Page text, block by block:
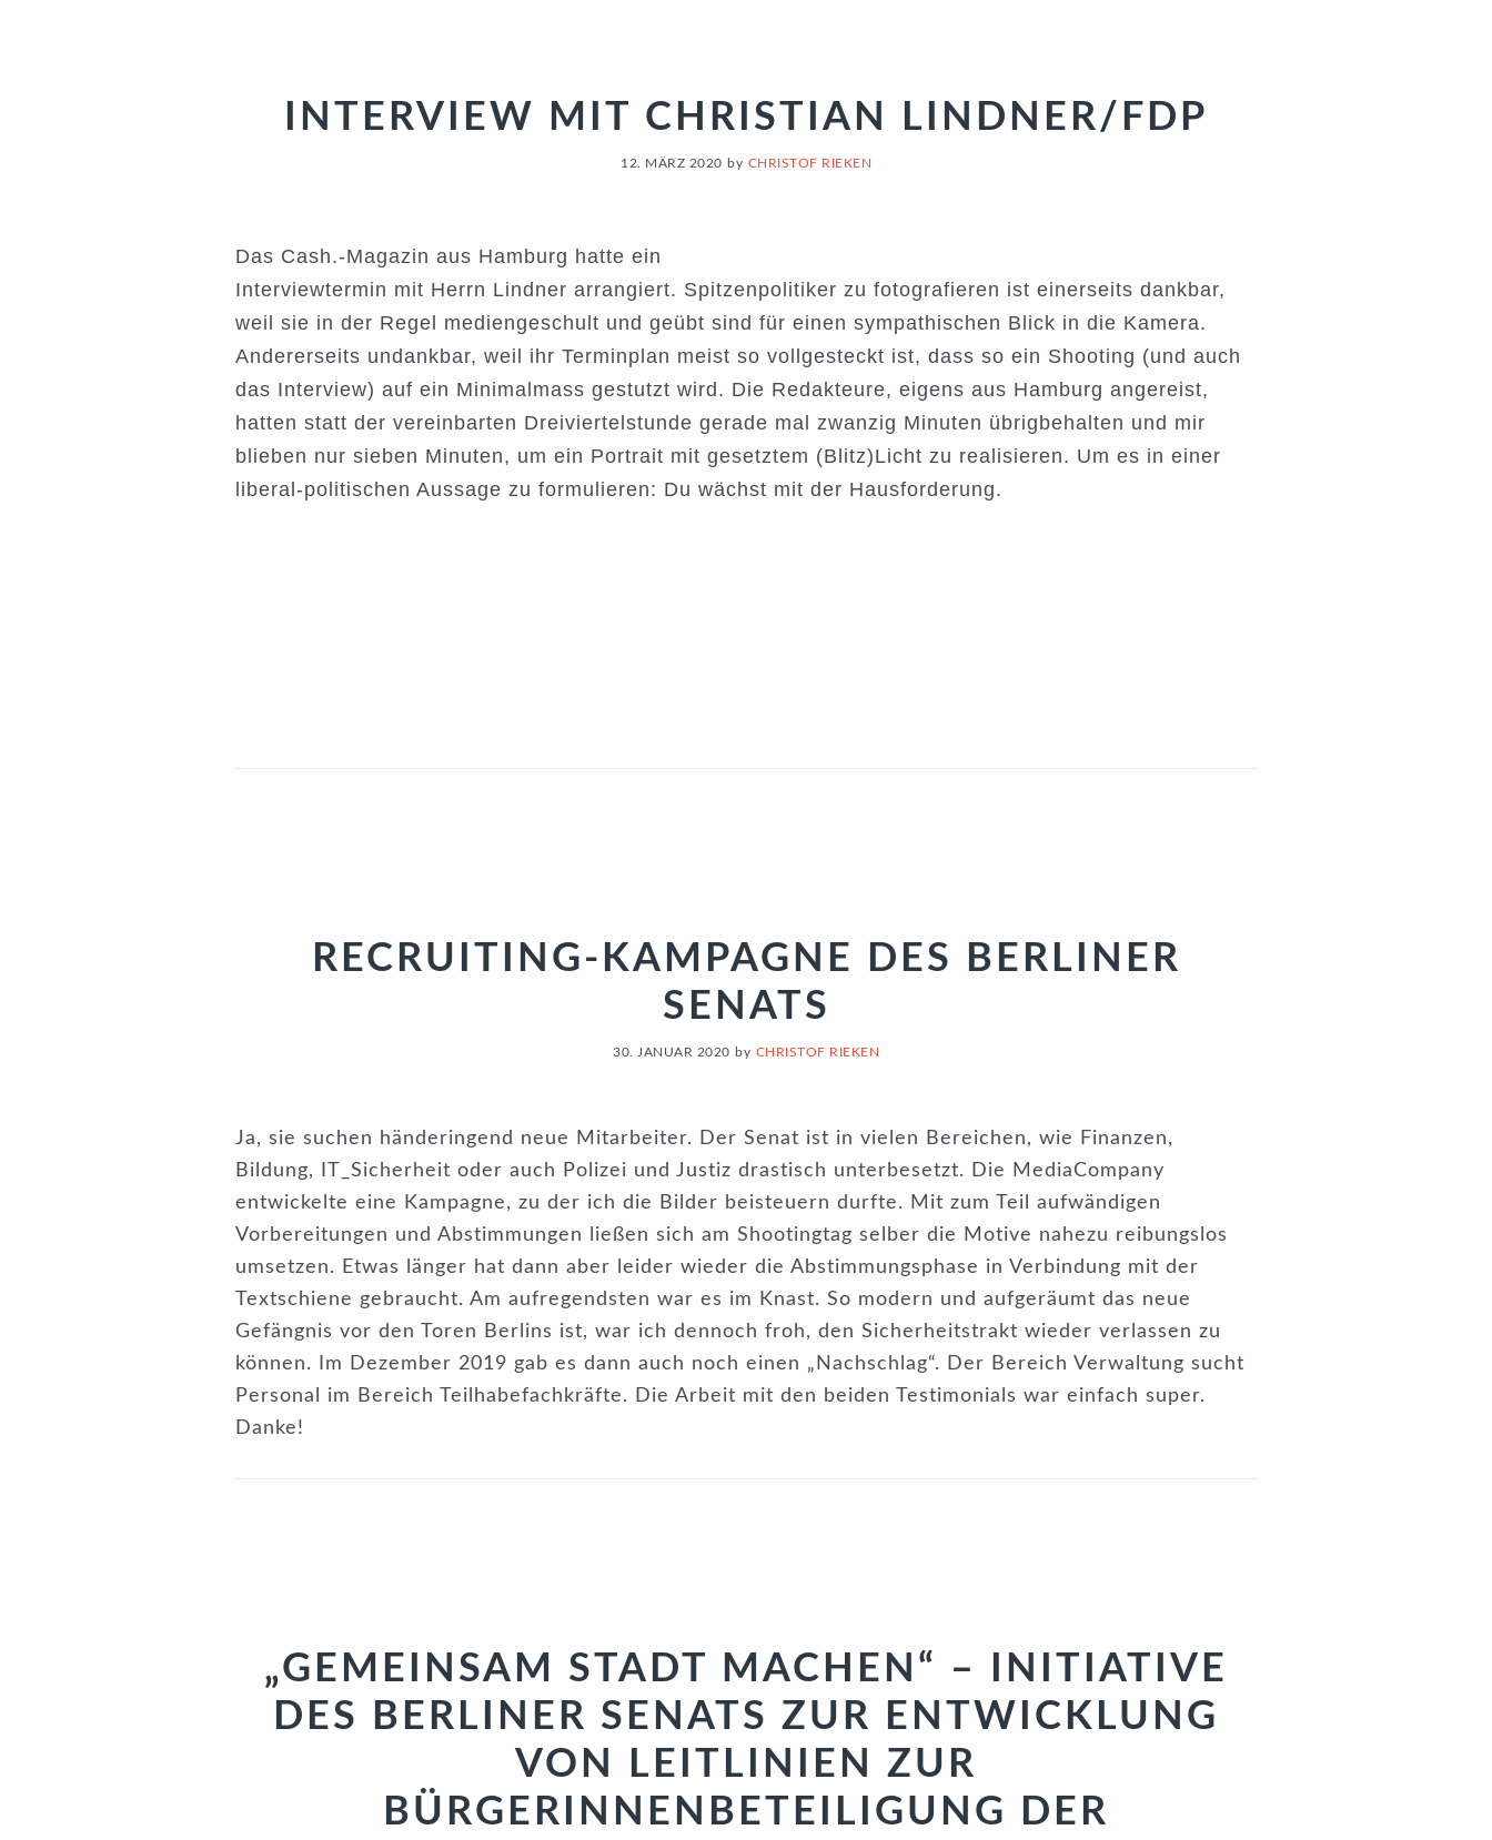
INTERVIEW MIT CHRISTIAN LINDNER/FDP
12. MÄRZ 2020 by CHRISTOF RIEKEN
Das Cash.-Magazin aus Hamburg hatte ein
Interviewtermin mit Herrn Lindner arrangiert. Spitzenpolitiker zu fotografieren ist einerseits dankbar,
weil sie in der Regel mediengeschult und geübt sind für einen sympathischen Blick in die Kamera.
Andererseits undankbar, weil ihr Terminplan meist so vollgesteckt ist, dass so ein Shooting (und auch
das Interview) auf ein Minimalmass gestutzt wird. Die Redakteure, eigens aus Hamburg angereist,
hatten statt der vereinbarten Dreiviertelstunde gerade mal zwanzig Minuten übrigbehalten und mir
blieben nur sieben Minuten, um ein Portrait mit gesetztem (Blitz)Licht zu realisieren. Um es in einer
liberal-politischen Aussage zu formulieren: Du wächst mit der Hausforderung.
RECRUITING-KAMPAGNE DES BERLINER
SENATS
30. JANUAR 2020 by CHRISTOF RIEKEN
Ja, sie suchen händeringend neue Mitarbeiter. Der Senat ist in vielen Bereichen, wie Finanzen,
Bildung, IT_Sicherheit oder auch Polizei und Justiz drastisch unterbesetzt. Die MediaCompany
entwickelte eine Kampagne, zu der ich die Bilder beisteuern durfte. Mit zum Teil aufwändigen
Vorbereitungen und Abstimmungen ließen sich am Shootingtag selber die Motive nahezu reibungslos
umsetzen. Etwas länger hat dann aber leider wieder die Abstimmungsphase in Verbindung mit der
Textschiene gebraucht. Am aufregendsten war es im Knast. So modern und aufgeräumt das neue
Gefängnis vor den Toren Berlins ist, war ich dennoch froh, den Sicherheitstrakt wieder verlassen zu
können. Im Dezember 2019 gab es dann auch noch einen „Nachschlag“. Der Bereich Verwaltung sucht
Personal im Bereich Teilhabefachkräfte. Die Arbeit mit den beiden Testimonials war einfach super.
Danke!
„GEMEINSAM STADT MACHEN“ – INITIATIVE
DES BERLINER SENATS ZUR ENTWICKLUNG
VON LEITLINIEN ZUR
BÜRGERINNENBETEILIGUNG DER